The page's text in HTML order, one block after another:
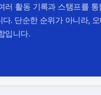
러 활동 기록과 스탬프를
. 단순한 순위가 아니라,
입니다.